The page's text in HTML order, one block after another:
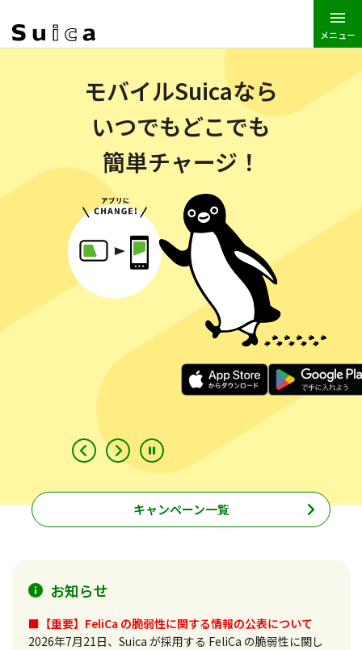
メニュー
モバイルSuicaなら
いつでもどこでも
簡単チャージ！
キャンペーン一覧
お知らせ
■【重要】FeliCa の脆弱性に関する情報の公表について
2026年7月21日、Suica が採用する FeliCa の脆弱性に関し